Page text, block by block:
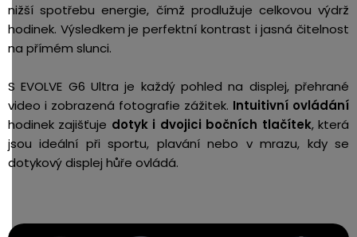
nižší spotřebu energie, čímž prodlužuje celkovou výdrž
hodinek. Výsledkem je perfektní kontrast i jasná čitelnost
na přímém slunci.
S EVOLVE G6 Ultra je každý pohled na displej, přehrané
video i zobrazená fotografie zážitek. Intuitivní ovládání
hodinek zajišťuje dotyk i dvojici bočních tlačítek, která
jsou ideální při sportu, plavání nebo v mrazu, kdy se
dotykový displej hůře ovládá.